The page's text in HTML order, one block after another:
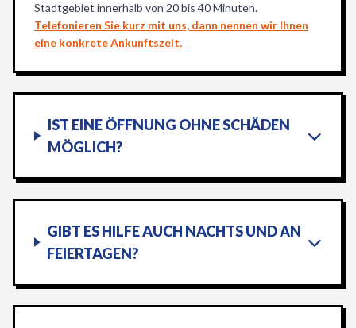
Stadtgebiet innerhalb von 20 bis 40 Minuten.
Telefonieren Sie kurz mit uns, dann nennen wir Ihnen
eine konkrete Ankunftszeit.
IST EINE ÖFFNUNG OHNE SCHÄDEN
MÖGLICH?
GIBT ES HILFE AUCH NACHTS UND AN
FEIERTAGEN?